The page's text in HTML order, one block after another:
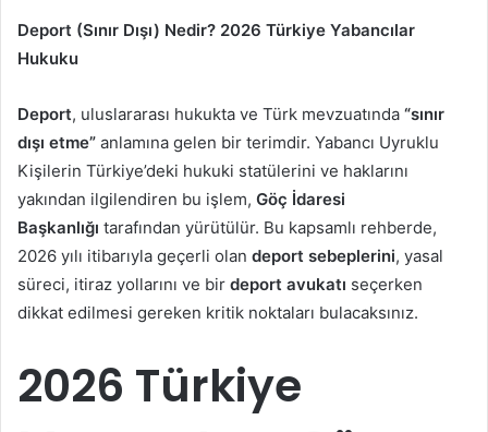
Deport (Sınır Dışı) Nedir? 2026 Türkiye Yabancılar
Hukuku
Deport, uluslararası hukukta ve Türk mevzuatında “sınır
dışı etme” anlamına gelen bir terimdir. Yabancı Uyruklu
Kişilerin Türkiye’deki hukuki statülerini ve haklarını
yakından ilgilendiren bu işlem, Göç İdaresi
Başkanlığı tarafından yürütülür. Bu kapsamlı rehberde,
2026 yılı itibarıyla geçerli olan deport sebeplerini, yasal
süreci, itiraz yollarını ve bir deport avukatı seçerken
dikkat edilmesi gereken kritik noktaları bulacaksınız.
2026 Türkiye